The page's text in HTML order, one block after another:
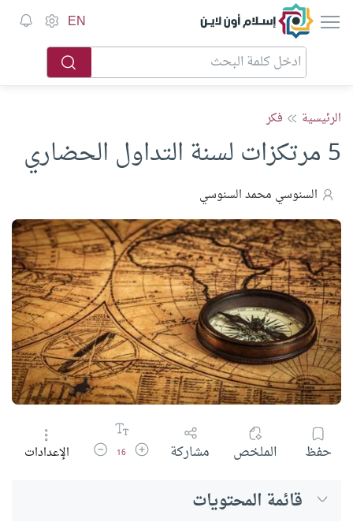
إسلام أون لاين EN
الرئيسية فكر
5 مرتكزات لسنة التداول الحضاري
السنوسي محمد السنوسي
حفظ الملخص مشاركة زيادة حجم الخط
16 تقليل حجم الخط
الإعدادات
قائمة المحتويات